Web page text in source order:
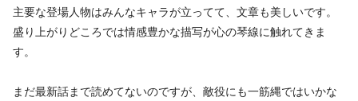
主要な登場人物はみんなキャラが立ってて、文章も美しいです。
盛り上がりどころでは情感豊かな描写が心の琴線に触れてきま
す。
まだ最新話まで読めてないのですが、敵役にも一筋縄ではいかな